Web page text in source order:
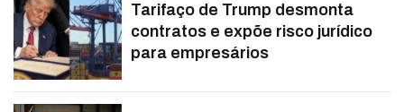
Tarifaço de Trump desmonta
contratos e expõe risco jurídico
para empresários